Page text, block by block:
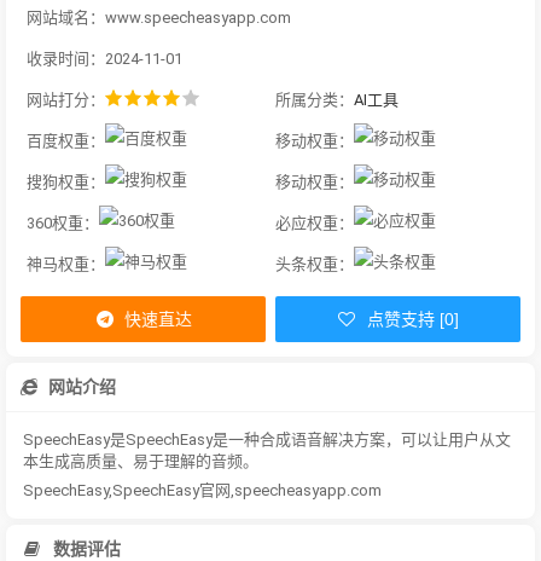
网站域名：www.speecheasyapp.com
收录时间：2024-11-01
网站打分： 所属分类： AI工具
百度权重： 移动权重：
搜狗权重： 移动权重：
360权重： 必应权重：
神马权重： 头条权重：
快速直达 点赞支持 [0]
网站介绍
SpeechEasy是SpeechEasy是一种合成语音解决方案，可以让用户从文
本生成高质量、易于理解的音频。
SpeechEasy,SpeechEasy官网,speecheasyapp.com
数据评估